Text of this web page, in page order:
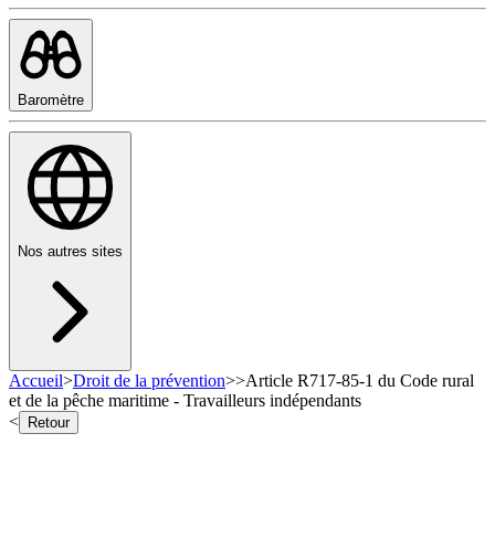
Baromètre
Nos autres sites
Accueil>Droit de la prévention>>Article R717-85-1 du Code rural
et de la pêche maritime - Travailleurs indépendants
<
Retour